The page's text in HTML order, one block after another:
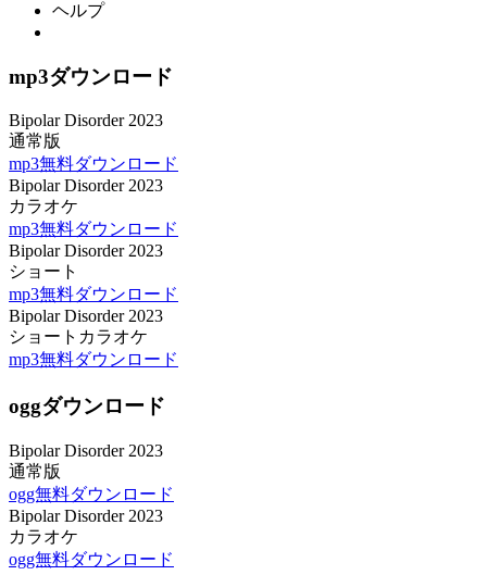
ヘルプ
mp3ダウンロード
Bipolar Disorder 2023
通常版
mp3無料ダウンロード
Bipolar Disorder 2023
カラオケ
mp3無料ダウンロード
Bipolar Disorder 2023
ショート
mp3無料ダウンロード
Bipolar Disorder 2023
ショートカラオケ
mp3無料ダウンロード
oggダウンロード
Bipolar Disorder 2023
通常版
ogg無料ダウンロード
Bipolar Disorder 2023
カラオケ
ogg無料ダウンロード